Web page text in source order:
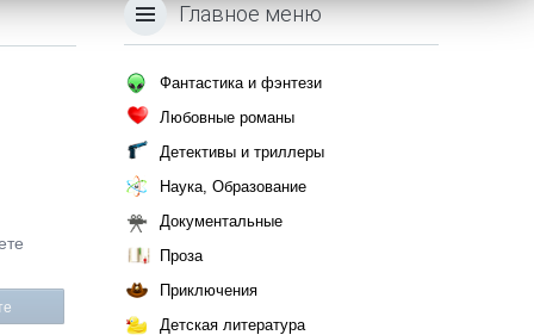
Главное меню
Фантастика и фэнтези
Любовные романы
Детективы и триллеры
Наука, Образование
Документальные
Проза
Приключения
Детская литература